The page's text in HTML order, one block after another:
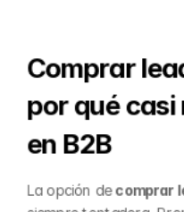
Comprar
por qué
en B2B
La opción de comprar